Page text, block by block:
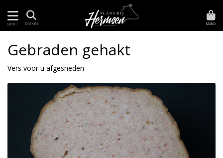
MENU ZOEKEN MAND
Gebraden gehakt
Vers voor u afgesneden